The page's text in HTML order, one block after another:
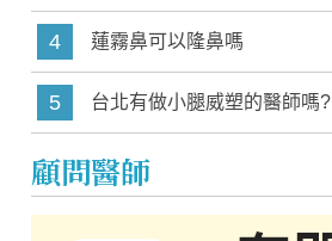
4 蓮霧鼻可以隆鼻嗎
5 台北有做小腿威塑的醫師嗎?
顧問醫師